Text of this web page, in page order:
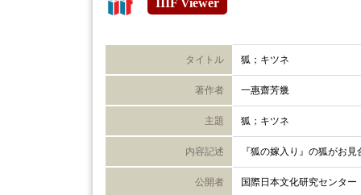
タイトル 狐；キツネ
著作者 一惠齋芳㡬
主題 狐；キツネ
内容記述 『狐の嫁入り』の狐がお
公開者 国際日本文化研究センター